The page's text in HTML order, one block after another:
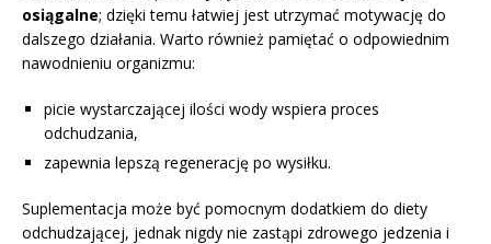
osiągalne; dzięki temu łatwiej jest utrzymać motywację do
dalszego działania. Warto również pamiętać o odpowiednim
nawodnieniu organizmu:
picie wystarczającej ilości wody wspiera proces
odchudzania,
zapewnia lepszą regenerację po wysiłku.
Suplementacja może być pomocnym dodatkiem do diety
odchudzającej, jednak nigdy nie zastąpi zdrowego jedzenia i